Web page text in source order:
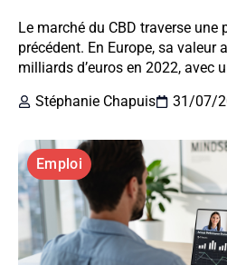
Le marché du CBD traverse une
précédent. En Europe, sa valeur
milliards d’euros en 2022, avec
Stéphanie Chapuis
31/07/
Emploi